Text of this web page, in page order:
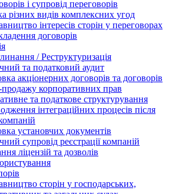
і супровід переговорів
різних видів комплексних угод
інтересів сторін у переговорах
договорів
/ Реструктуризація
та податковий аудит
акціонерних договорів та договорів
продажу корпоративних прав
та податкове структурування
інтеграційних процесів після
установчих документів
супровід реєстрації компаній
ліцензій та дозволів
сторін у господарських,